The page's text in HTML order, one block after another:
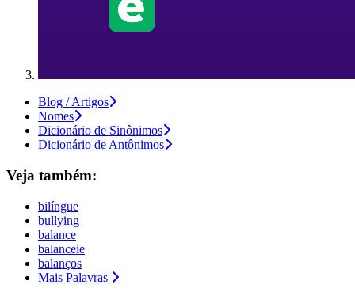
Blog / Artigos
Nomes
Dicionário de Sinônimos
Dicionário de Antônimos
Veja também:
bilíngue
bullying
balance
balanceie
balanços
Mais Palavras